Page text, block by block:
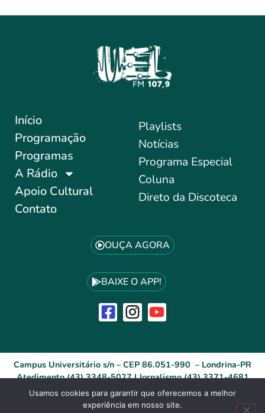
Início
Programação
Programas
A Rádio
Apoio Cultural
Contato
Playlists
Notícias
Programa Especial
Coluna
Direto da Discoteca
OUÇA AGORA
BAIXE O APP!
Campus Universitário s/n – CEP 86.051-990 – Londrina-PR
Atedimento (43) 3348-5027 | Jornalismo (43) 3371-4681
Desenvolvido por: ID Agência Digital®
Usamos cookies para garantir que oferecemos a melhor
experiência em nosso site.